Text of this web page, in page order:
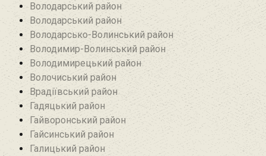
Володарський район
Володарський район
Володарсько-Волинський район
Володимир-Волинський район
Володимирецький район‎
Волочиський район
Врадіївський район‎
Гадяцький район
Гайворонський район
Гайсинський район
Галицький район